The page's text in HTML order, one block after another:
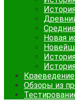
Новая
Краеведение
Обзоры из